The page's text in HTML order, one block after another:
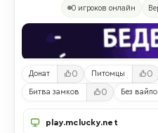
0 игроков онлайн
Донат 0 Питомцы 0
Битва замков 0 Без
play.mclucky.net